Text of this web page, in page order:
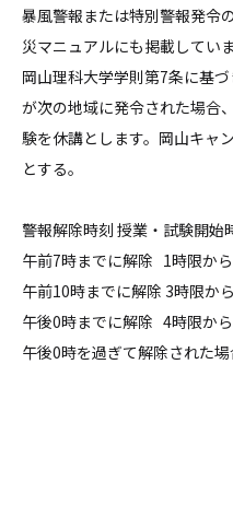
暴風警報または特別警報発令
災マニュアルにも掲載していま
岡山理科大学学則第7条に基
が次の地域に発令された場合
験を休講とします。岡山キャ
とする。
警報解除時刻 授業・試験開始
午前7時までに解除 1時限か
午前10時までに解除 3時限か
午後0時までに解除 4時限か
午後0時を過ぎて解除された